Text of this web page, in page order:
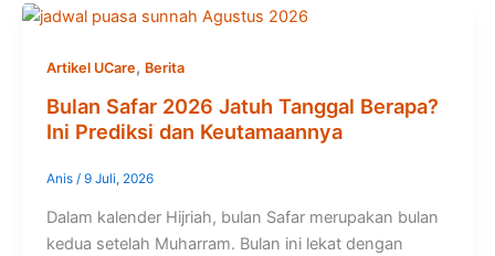
Artikel UCare, Berita
Bulan Safar 2026 Jatuh Tanggal Berapa?
Ini Prediksi dan Keutamaannya
Anis / 9 Juli, 2026
Dalam kalender Hijriah, bulan Safar merupakan bulan
kedua setelah Muharram. Bulan ini lekat dengan